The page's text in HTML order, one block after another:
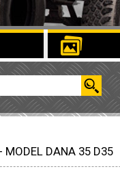
MODEL DANA 35 D35